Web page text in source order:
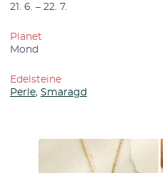
21. 6. – 22. 7.
Planet
Mond
Edelsteine
Perle, Smaragd